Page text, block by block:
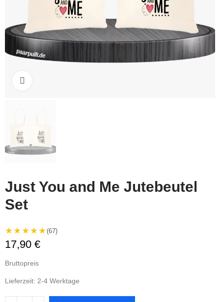
Just You and Me Jutebeutel
Set
★★★★★(67)
17,90 €
Bruttopreis
Lieferzeit: 2-4 Werktage